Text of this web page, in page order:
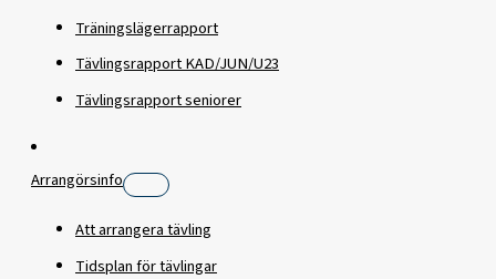
Träningslägerrapport
Tävlingsrapport KAD/JUN/U23
Tävlingsrapport seniorer
Arrangörsinfo
Att arrangera tävling
Tidsplan för tävlingar